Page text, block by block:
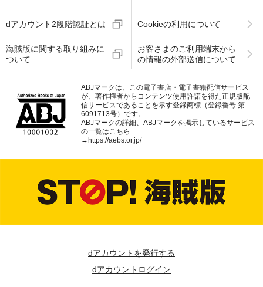
dアカウント2段階認証とは Cookieの利用について
海賊版に関する取り組みに
ついて
お客さまのご利用端末から
の情報の外部送信について
ABJマークは、この電子書店・電子書籍配信サービス
が、著作権者からコンテンツ使用許諾を得た正規版配
信サービスであることを示す登録商標（登録番号 第
6091713号）です。
ABJマークの詳細、ABJマークを掲示しているサービス
の一覧はこちら
→ https://aebs.or.jp/
dアカウントを発行する
dアカウントログイン